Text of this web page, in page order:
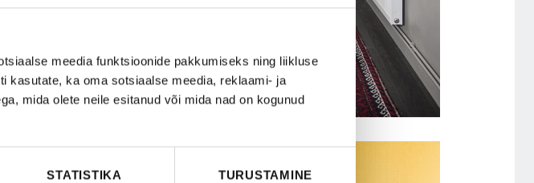
meedia funktsioonide pakkumiseks ning liikluse
kasutate, ka oma sotsiaalse meedia, reklaami- ja
mida olete neile esitanud või mida nad on kogunud
STATISTIKA TURUSTAMINE
SISEUKS CRAFT 130
LAIENDIGA